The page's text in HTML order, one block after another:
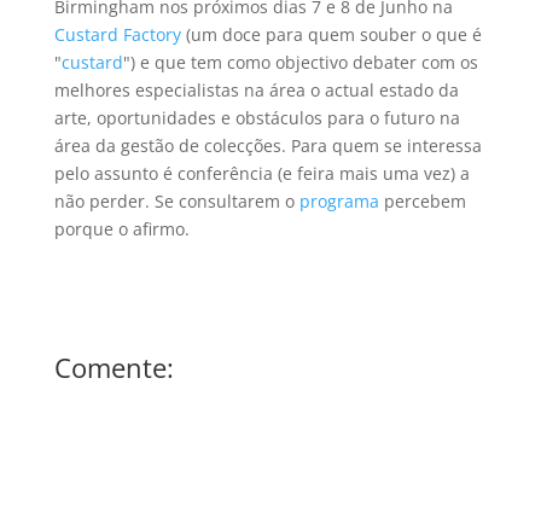
Birmingham nos próximos dias 7 e 8 de Junho na
Custard Factory (um doce para quem souber o que é
"custard") e que tem como objectivo debater com os
melhores especialistas na área o actual estado da
arte, oportunidades e obstáculos para o futuro na
área da gestão de colecções. Para quem se interessa
pelo assunto é conferência (e feira mais uma vez) a
não perder. Se consultarem o programa percebem
porque o afirmo.
Comente: